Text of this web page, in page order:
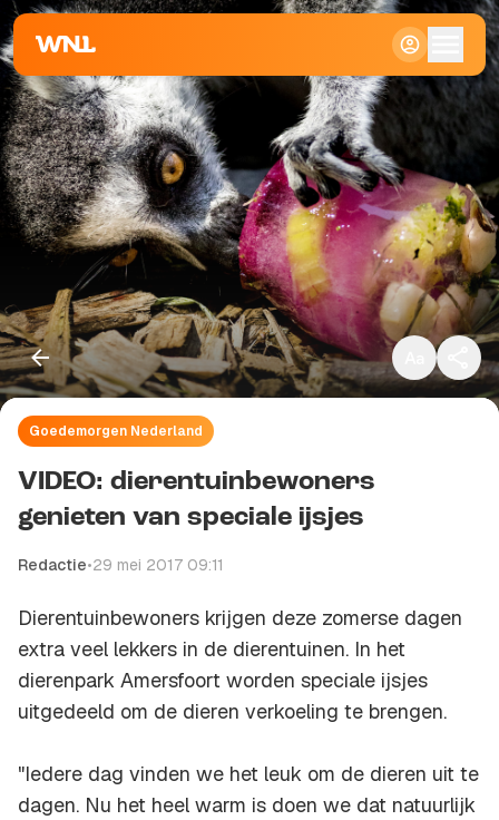
Klein
Standaard
Groot
Goedemorgen Nederland
VIDEO: dierentuinbewoners
genieten van speciale ijsjes
Redactie•29 mei 2017 09:11
Dierentuinbewoners krijgen deze zomerse dagen
extra veel lekkers in de dierentuinen. In het
dierenpark Amersfoort worden speciale ijsjes
uitgedeeld om de dieren verkoeling te brengen.
"Iedere dag vinden we het leuk om de dieren uit te
dagen. Nu het heel warm is doen we dat natuurlijk